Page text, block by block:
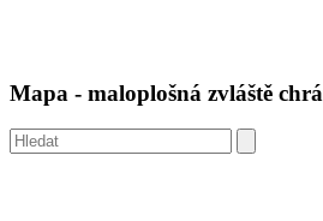
Mapa - maloplošná zvláště